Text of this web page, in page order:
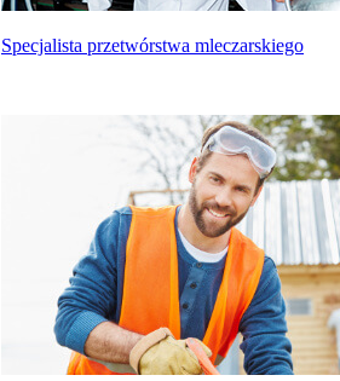
Specjalista przetwórstwa mleczarskiego